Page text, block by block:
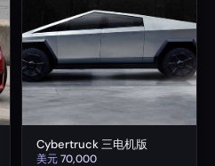
Cybertruck 三电机版
美元70,000